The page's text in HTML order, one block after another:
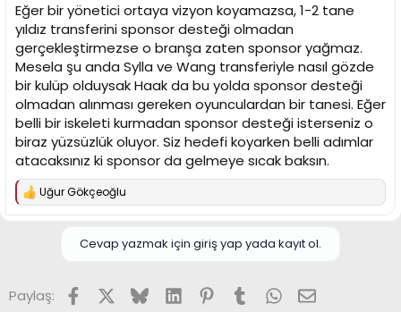
Eğer bir yönetici ortaya vizyon koyamazsa, 1-2 tane
yıldız transferini sponsor desteği olmadan
gerçekleştirmezse o branşa zaten sponsor yağmaz.
Mesela şu anda Sylla ve Wang transferiyle nasıl gözde
bir kulüp olduysak Haak da bu yolda sponsor desteği
olmadan alınması gereken oyunculardan bir tanesi. Eğer
belli bir iskeleti kurmadan sponsor desteği isterseniz o
biraz yüzsüzlük oluyor. Siz hedefi koyarken belli adımlar
atacaksınız ki sponsor da gelmeye sıcak baksın.
T
r
Uğur Gökçeoğlu
Cevap yazmak için giriş yap yada kayıt ol.
Paylaş: FacebookX (Twitter)
BlueskyLinkedInPinterest
TumblrWhatsApp
E-posta